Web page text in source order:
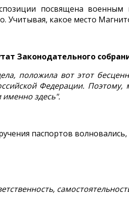
посвящена
Учитывая, какое место
Законодательного
положила вот этот
Федерации.
здесь".
паспортов